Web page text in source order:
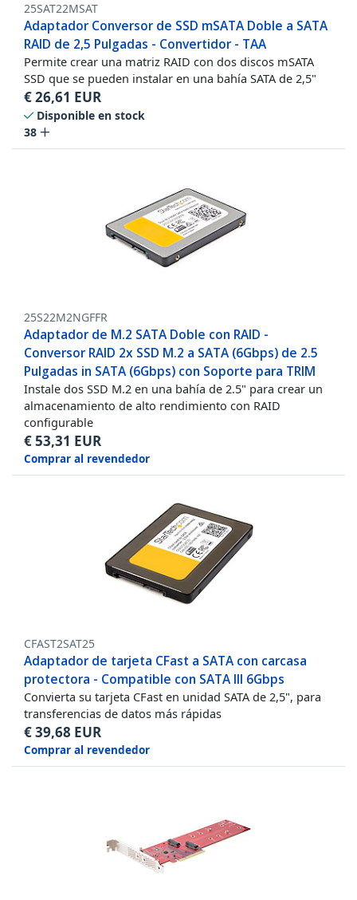
25SAT22MSAT
Adaptador Conversor de SSD mSATA Doble a SATA
RAID de 2,5 Pulgadas - Convertidor - TAA
Permite crear una matriz RAID con dos discos mSATA
SSD que se pueden instalar en una bahía SATA de 2,5"
€26,61 EUR
Disponible en stock
38
25S22M2NGFFR
Adaptador de M.2 SATA Doble con RAID -
Conversor RAID 2x SSD M.2 a SATA (6Gbps) de 2.5
Pulgadas in SATA (6Gbps) con Soporte para TRIM
Instale dos SSD M.2 en una bahía de 2.5" para crear un
almacenamiento de alto rendimiento con RAID
configurable
€53,31 EUR
Comprar al revendedor
CFAST2SAT25
Adaptador de tarjeta CFast a SATA con carcasa
protectora - Compatible con SATA III 6Gbps
Convierta su tarjeta CFast en unidad SATA de 2,5", para
transferencias de datos más rápidas
€39,68 EUR
Comprar al revendedor